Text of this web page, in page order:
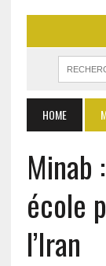
HOME
Minab
école
l’Iran